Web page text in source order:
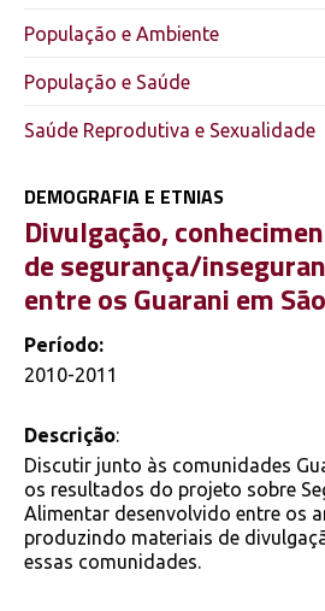
População e Ambiente
População e Saúde
Saúde Reprodutiva e Sexualidade
DEMOGRAFIA E ETNIAS
Divulgação,
de segurança/
entre os Guarani em
Período:
2010-2011
Descrição:
Discutir junto às comunidades
os resultados do projeto sobre
Alimentar desenvolvido entre os
produzindo materiais de
essas comunidades.